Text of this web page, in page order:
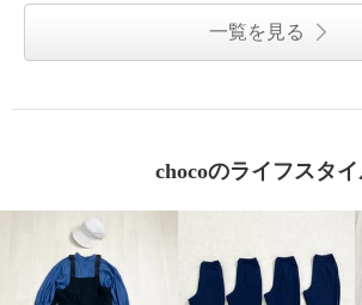
一覧を見る
chocoのライフスタ